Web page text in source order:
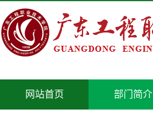
网站首页 部门简介